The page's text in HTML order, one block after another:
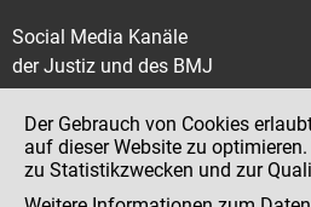
Social Media Kanäle
der Justiz und des BMJ
Impressum
Der Gebrauch von Cookies
auf dieser Website zu
zu Statistikzwecken und zur